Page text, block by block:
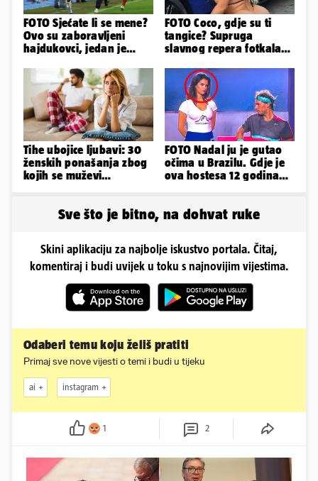
FOTO Sjećate li se mene?
Ovo su zaboravljeni
hajdukovci, jedan je
FOTO Coco, gdje su ti
tangice? Supruga
slavnog repera fotkala
Tihe ubojice ljubavi: 30
ženskih ponašanja zbog
kojih se muževi
FOTO Nadal ju je gutao
očima u Brazilu. Gdje je
ova hostesa 12 godina
Sve što je bitno, na dohvat ruke
Skini aplikaciju za najbolje iskustvo portala. Čitaj,
komentiraj i budi uvijek u toku s najnovijim vijestima.
Odaberi temu koju želiš pratiti
Primaj sve nove vijesti o temi i budi u tijeku
ai instagram
1 2